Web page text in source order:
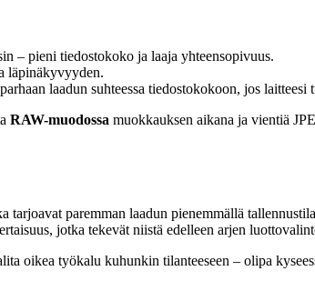
– pieni tiedostokoko ja laaja yhteensopivuus.
läpinäkyvyyden.
laadun suhteessa tiedostokokoon, jos laitteesi
RAW-muodossa muokkauksen aikana ja vientiä
paremman laadun pienemmällä
jotka tekevät niistä edelleen arjen
oikea työkalu kuhunkin tilanteeseen – olipa